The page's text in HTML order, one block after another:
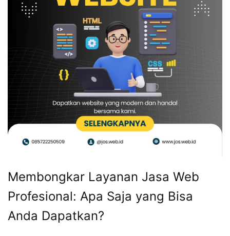
Membongkar Layanan Jasa Web
Profesional: Apa Saja yang Bisa
Anda Dapatkan?